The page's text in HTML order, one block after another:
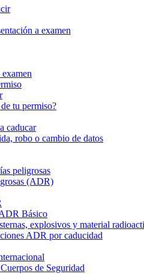
a examen
tu permiso?
caducar
robo o cambio de datos
peligrosas
(ADR)
Básico
explosivos y material
ADR por caducidad
de Seguridad